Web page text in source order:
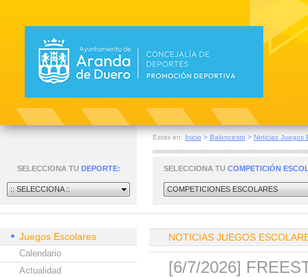
Estas en: Inicio > Baloncesto > Noticias Juegos
SELECCIONA TU DEPORTE:
:: SELECCIONA ::
SELECCIONA TU COMPETICIÓN
COMPETICIONES ESCOLARES
Juegos Escolares
Calendario
Actualidad
NOTICIAS JUEGOS
[6/7/2026]